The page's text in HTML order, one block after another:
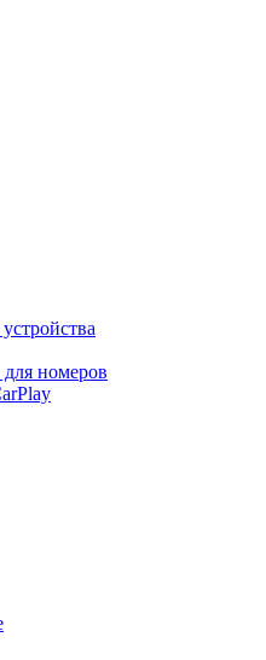
номеров